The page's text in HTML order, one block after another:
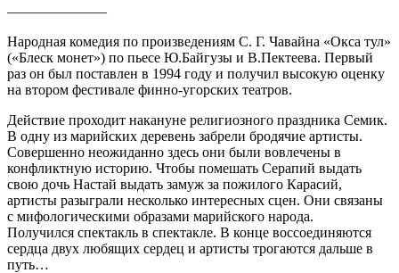
———————
Народная комедия по произведениям С. Г. Чавайна «Окса тул»
(«Блеск монет») по пьесе Ю.Байгузы и В.Пектеева. Первый
раз он был поставлен в 1994 году и получил высокую оценку
на втором фестивале финно-угорских театров.
Действие проходит накануне религиозного праздника Семик.
В одну из марийских деревень забрели бродячие артисты.
Совершенно неожиданно здесь они были вовлечены в
конфликтную историю. Чтобы помешать Серапий выдать
свою дочь Настай выдать замуж за пожилого Карасий,
артисты разыграли несколько интересных сцен. Они связаны
с мифологическими образами марийского народа.
Получился спектакль в спектакле. В конце воссоединяются
сердца двух любящих сердец и артисты трогаются дальше в
путь…